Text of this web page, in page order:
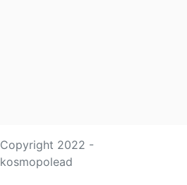
Copyright 2022 -
kosmopolead